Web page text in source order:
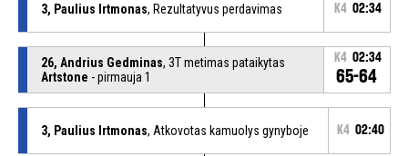
3, Paulius Irtmonas, Rezultatyvus perdavimas K4 02:34
26, Andrius Gedminas, 3T metimas pataikytas
Artstone - pirmauja 1
K4 02:34
65-64
3, Paulius Irtmonas, Atkovotas kamuolys gynyboje K4 02:40